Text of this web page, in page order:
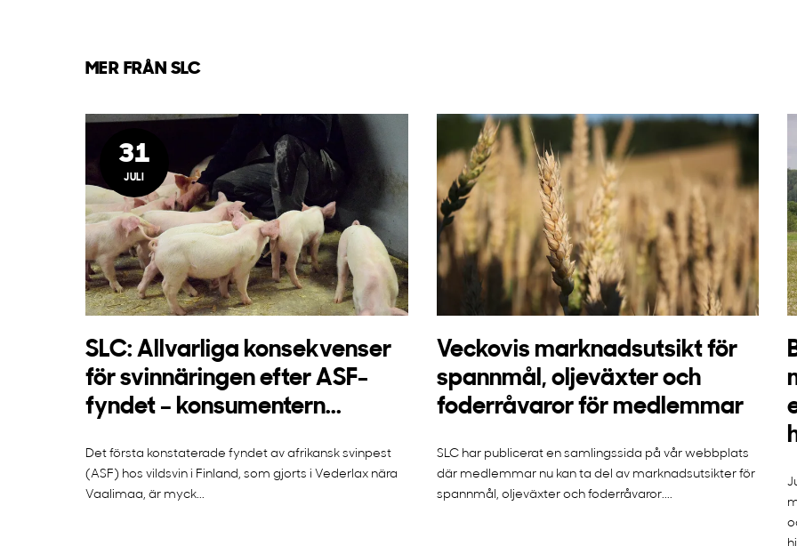
MER FRÅN SLC
31
JULI
SLC: Allvarliga konsekvenser
för svinnäringen efter ASF-
fyndet – konsumentern...
Det första konstaterade fyndet av afrikansk svinpest
(ASF) hos vildsvin i Finland, som gjorts i Vederlax nära
Vaalimaa, är myck...
Veckovis marknadsutsikt för
spannmål, oljeväxter och
foderråvaror för medlemmar
SLC har publicerat en samlingssida på vår webbplats
där medlemmar nu kan ta del av marknadsutsikter för
spannmål, oljeväxter och foderråvaror....